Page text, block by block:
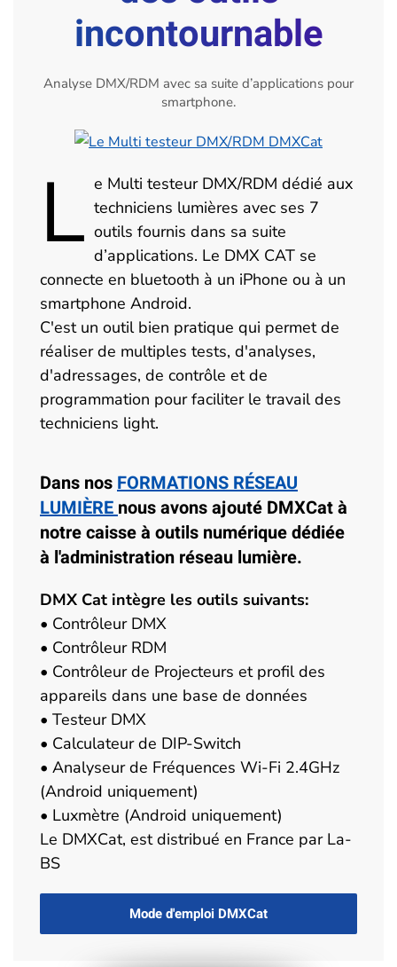
incontournable
Analyse DMX/RDM avec sa suite d’applications pour
smartphone.
L e Multi testeur DMX/RDM dédié aux
techniciens lumières avec ses 7
outils fournis dans sa suite
d’applications. Le DMX CAT se
connecte en bluetooth à un iPhone ou à un
smartphone Android.
C'est un outil bien pratique qui permet de
réaliser de multiples tests, d'analyses,
d'adressages, de contrôle et de
programmation pour faciliter le travail des
techniciens light.
Dans nosFORMATIONS RÉSEAU
LUMIÈREnous avons ajouté DMXCat à
notre caisse à outils numérique dédiée
à l'administration réseau lumière.
DMX Cat intègre les outils suivants:
• Contrôleur DMX
• Contrôleur RDM
• Contrôleur de Projecteurs et profil des
appareils dans une base de données
• Testeur DMX
• Calculateur de DIP-Switch
• Analyseur de Fréquences Wi-Fi 2.4GHz
(Android uniquement)
• Luxmètre (Android uniquement)
Le DMXCat, est distribué en France par La-
BS
Mode d'emploi DMXCat